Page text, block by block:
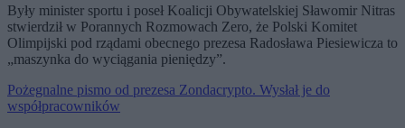
Były minister sportu i poseł Koalicji Obywatelskiej Sławomir Nitras
stwierdził w Porannych Rozmowach Zero, że Polski Komitet
Olimpijski pod rządami obecnego prezesa Radosława Piesiewicza to
„maszynka do wyciągania pieniędzy”.
Pożegnalne pismo od prezesa Zondacrypto. Wysłał je do
współpracowników